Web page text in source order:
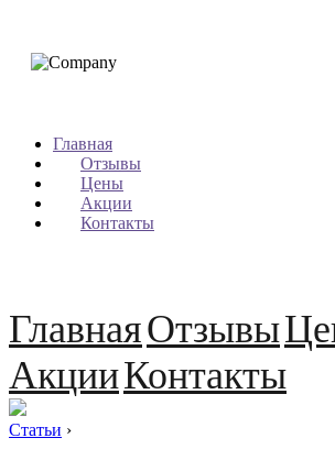
Главная
Отзывы
Цены
Акции
Контакты
ГлавнаяОтзывы
АкцииКонтакты
Статьи ›